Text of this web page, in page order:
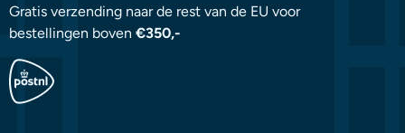
Gratis verzending naar de rest van de EU voor
bestellingen boven €350,-